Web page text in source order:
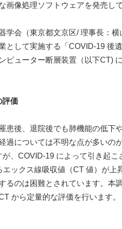
像処理ソフトウェアを発売して
学会（東京都文京区/ 理事長：
として実施する「COVID-19 後
ピューター断層装置（以下CT)
評価
患後、退院後でも肺機能の低下
については不明な点が多いのが
、COVID-19 によって引き起
ックス線吸収値（CT 値）が上
るのは困難とされています。本
から定量的な評価を行います。